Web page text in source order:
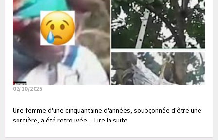
02/10/2025
Une femme d'une cinquantaine d'années, soupçonnée d'être une
sorcière, a été retrouvée.... Lire la suite